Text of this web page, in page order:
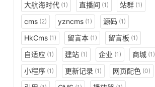
大航海时代 (1) 直播间 (1) 站群 (1)
cms (2) yzncms (1) 源码 (1)
HkCms (1) 留言本 (1) 留言板 (1)
自适应 (1) 建站 (1) 企业 (1) 商城 (1)
小程序 (1) 更新记录 (1) 网页配色 (0)